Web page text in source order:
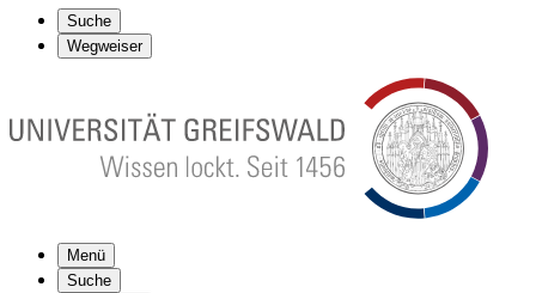
Suche
Wegweiser
Menü
Suche